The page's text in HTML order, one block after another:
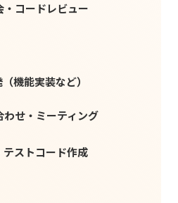
・コードレビュー
機能実装など）
わせ・ミーティング
ストコード作成